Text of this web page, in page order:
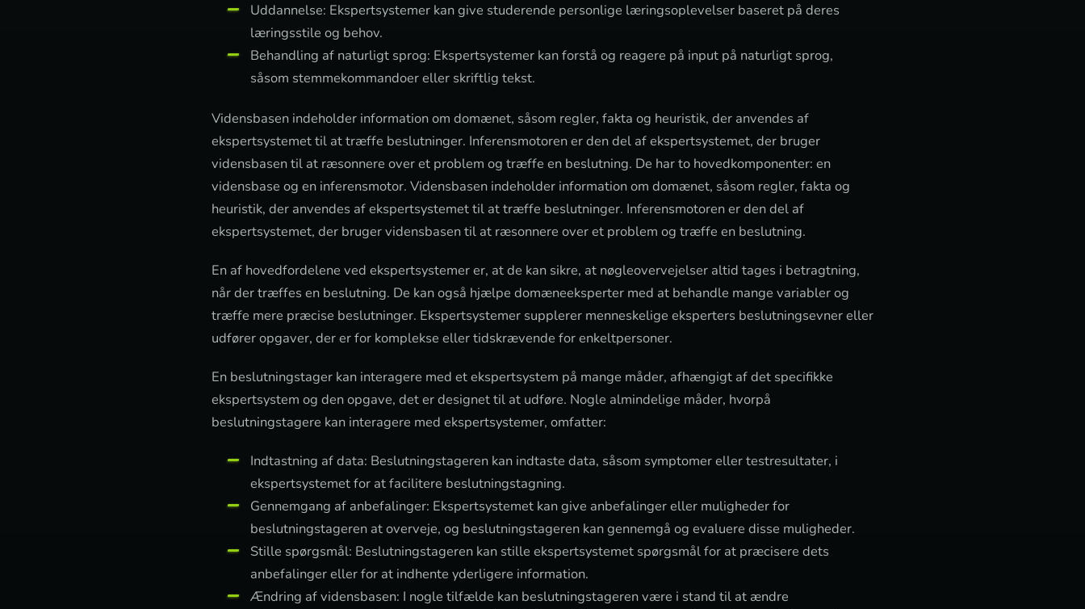
Uddannelse: Ekspertsystemer kan give studerende personlige læringsoplevelser baseret på deres
læringsstile og behov.
Behandling af naturligt sprog: Ekspertsystemer kan forstå og reagere på input på naturligt sprog,
såsom stemmekommandoer eller skriftlig tekst.
Vidensbasen indeholder information om domænet, såsom regler, fakta og heuristik, der anvendes af
ekspertsystemet til at træffe beslutninger. Inferensmotoren er den del af ekspertsystemet, der bruger
vidensbasen til at ræsonnere over et problem og træffe en beslutning. De har to hovedkomponenter: en
vidensbase og en inferensmotor. Vidensbasen indeholder information om domænet, såsom regler, fakta og
heuristik, der anvendes af ekspertsystemet til at træffe beslutninger. Inferensmotoren er den del af
ekspertsystemet, der bruger vidensbasen til at ræsonnere over et problem og træffe en beslutning.
En af hovedfordelene ved ekspertsystemer er, at de kan sikre, at nøgleovervejelser altid tages i betragtning,
når der træffes en beslutning. De kan også hjælpe domæneeksperter med at behandle mange variabler og
træffe mere præcise beslutninger. Ekspertsystemer supplerer menneskelige eksperters beslutningsevner eller
udfører opgaver, der er for komplekse eller tidskrævende for enkeltpersoner.
En beslutningstager kan interagere med et ekspertsystem på mange måder, afhængigt af det specifikke
ekspertsystem og den opgave, det er designet til at udføre. Nogle almindelige måder, hvorpå
beslutningstagere kan interagere med ekspertsystemer, omfatter:
Indtastning af data: Beslutningstageren kan indtaste data, såsom symptomer eller testresultater, i
ekspertsystemet for at facilitere beslutningstagning.
Gennemgang af anbefalinger: Ekspertsystemet kan give anbefalinger eller muligheder for
beslutningstageren at overveje, og beslutningstageren kan gennemgå og evaluere disse muligheder.
Stille spørgsmål: Beslutningstageren kan stille ekspertsystemet spørgsmål for at præcisere dets
anbefalinger eller for at indhente yderligere information.
Ændring af vidensbasen: I nogle tilfælde kan beslutningstageren være i stand til at ændre